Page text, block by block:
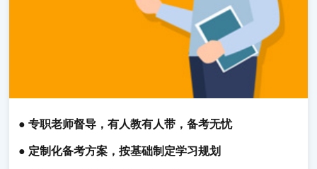
● 专职老师督导，有人教有人带，备考无忧
● 定制化备考方案，按基础制定学习规划